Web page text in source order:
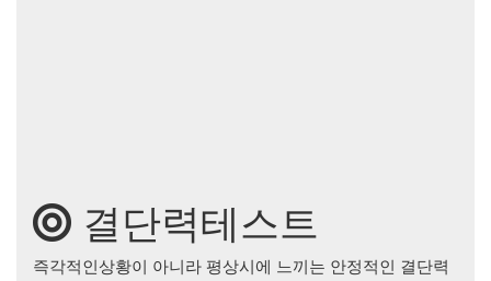
결단력테스트
즉각적인상황이 아니라 평상시에 느끼는 안정적인 결단력